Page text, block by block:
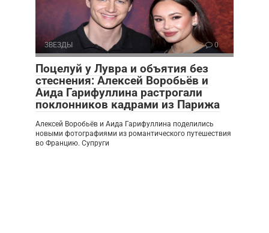
ЗВЕЗДЫ 0
Поцелуй у Лувра и объятия без
стеснения: Алексей Воробьёв и
Аида Гарифуллина растрогали
поклонников кадрами из Парижа
Алексей Воробьёв и Аида Гарифуллина поделились
новыми фотографиями из романтического путешествия
во Францию. Супруги